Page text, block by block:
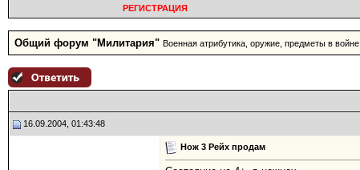
РЕГИСТРАЦИЯ
Общий форум "Милитария" Военная атрибутика, оружие, предметы в войне
16.09.2004, 01:43:48
Нож 3 Рейх продам